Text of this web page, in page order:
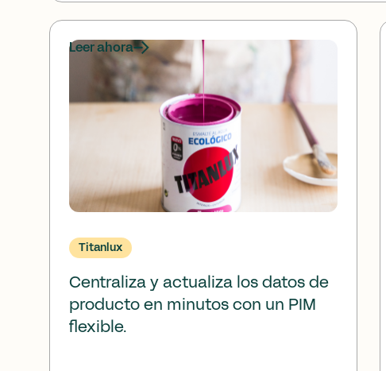
Titanlux
Centraliza y actualiza los datos de
producto en minutos con un PIM
flexible.
Leer ahora